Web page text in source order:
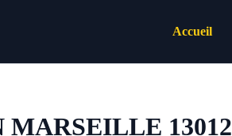
Accueil
13012